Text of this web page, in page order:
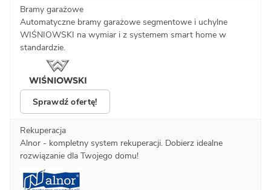
Bramy garażowe
Automatyczne bramy garażowe segmentowe i uchylne
WIŚNIOWSKI na wymiar i z systemem smart home w
standardzie.
Sprawdź ofertę!
Rekuperacja
Alnor - kompletny system rekuperacji. Dobierz idealne
rozwiązanie dla Twojego domu!